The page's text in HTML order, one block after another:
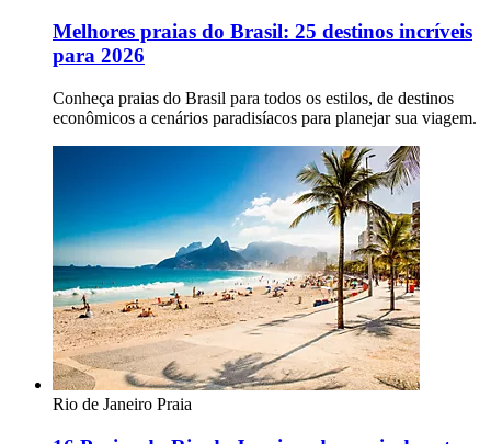
Melhores praias do Brasil: 25 destinos incríveis
para 2026
Conheça praias do Brasil para todos os estilos, de destinos
econômicos a cenários paradisíacos para planejar sua viagem.
Rio de Janeiro Praia